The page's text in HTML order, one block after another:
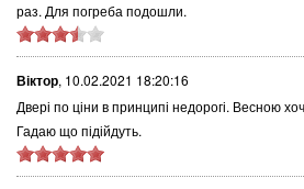
раз. Для погреба подошли.
Віктор, 10.02.2021 18:20:16
Двері по ціни в принципі недорогі. Весною
Гадаю що підійдуть.